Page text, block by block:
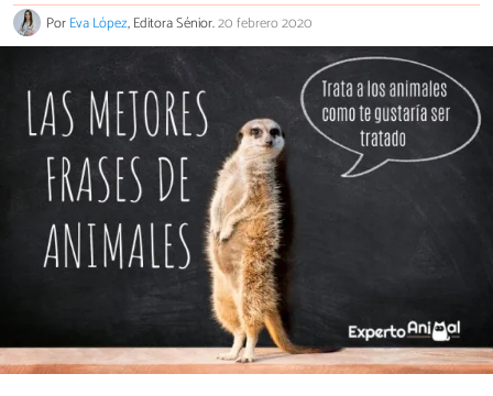
PorEva López, Editora Sénior.20 febrero 2020